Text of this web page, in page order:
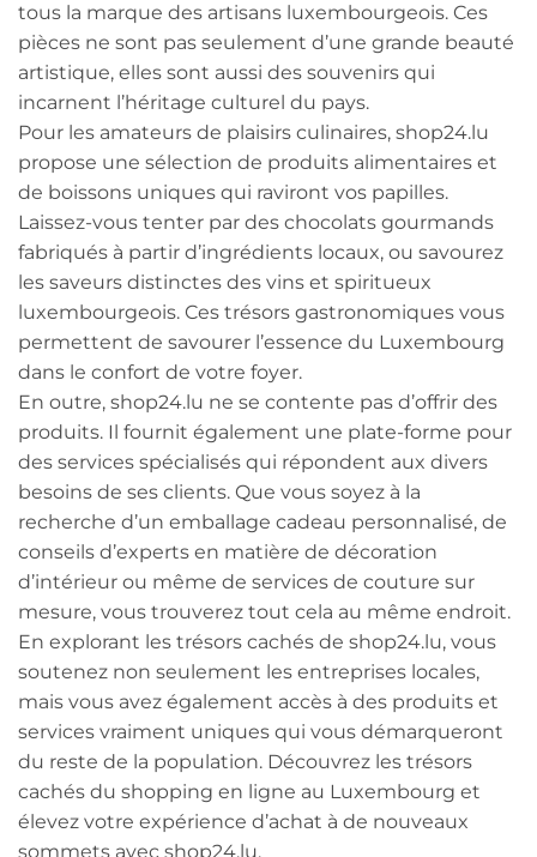
tous la marque des artisans luxembourgeois. Ces
pièces ne sont pas seulement d’une grande beauté
artistique, elles sont aussi des souvenirs qui
incarnent l’héritage culturel du pays.
Pour les amateurs de plaisirs culinaires, shop24.lu
propose une sélection de produits alimentaires et
de boissons uniques qui raviront vos papilles.
Laissez-vous tenter par des chocolats gourmands
fabriqués à partir d’ingrédients locaux, ou savourez
les saveurs distinctes des vins et spiritueux
luxembourgeois. Ces trésors gastronomiques vous
permettent de savourer l’essence du Luxembourg
dans le confort de votre foyer.
En outre, shop24.lu ne se contente pas d’offrir des
produits. Il fournit également une plate-forme pour
des services spécialisés qui répondent aux divers
besoins de ses clients. Que vous soyez à la
recherche d’un emballage cadeau personnalisé, de
conseils d’experts en matière de décoration
d’intérieur ou même de services de couture sur
mesure, vous trouverez tout cela au même endroit.
En explorant les trésors cachés de shop24.lu, vous
soutenez non seulement les entreprises locales,
mais vous avez également accès à des produits et
services vraiment uniques qui vous démarqueront
du reste de la population. Découvrez les trésors
cachés du shopping en ligne au Luxembourg et
élevez votre expérience d’achat à de nouveaux
sommets avec shop24.lu.